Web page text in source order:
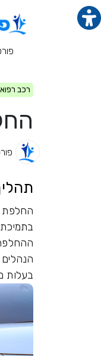
רכב
החלפת
בעלות